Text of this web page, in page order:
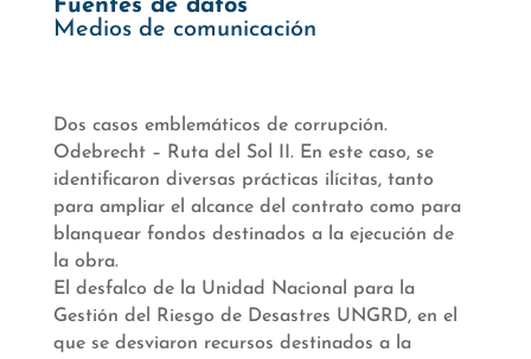
Fuentes de datos
Medios de comunicación
Dos casos emblemáticos de corrupción.
Odebrecht – Ruta del Sol II. En este caso, se
identificaron diversas prácticas ilícitas, tanto
para ampliar el alcance del contrato como para
blanquear fondos destinados a la ejecución de
la obra.
El desfalco de la Unidad Nacional para la
Gestión del Riesgo de Desastres UNGRD, en el
que se desviaron recursos destinados a la